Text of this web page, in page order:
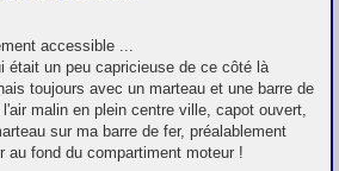
accessible ...
était un peu capricieuse de ce côté là
toujours avec un marteau et une barre de
malin en plein centre ville, capot ouvert,
sur ma barre de fer, préalablement
au fond du compartiment moteur !